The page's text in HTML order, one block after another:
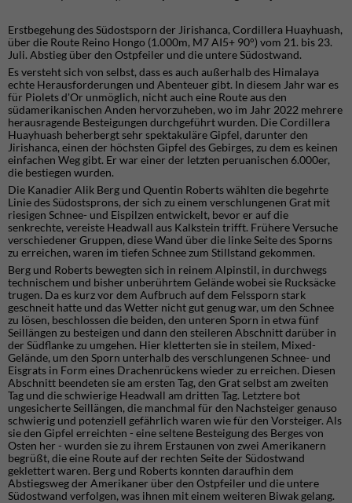
Erstbegehung des Südostsporn der Jirishanca, Cordillera Huayhuash,
über die Route Reino Hongo (1.000m, M7 AI5+ 90°) vom 21. bis 23.
Juli. Abstieg über den Ostpfeiler und die untere Südostwand.
Es versteht sich von selbst, dass es auch außerhalb des Himalaya
echte Herausforderungen und Abenteuer gibt. In diesem Jahr war es
für Piolets d'Or unmöglich, nicht auch eine Route aus den
südamerikanischen Anden hervorzuheben, wo im Jahr 2022 mehrere
herausragende Besteigungen durchgeführt wurden. Die Cordillera
Huayhuash beherbergt sehr spektakuläre Gipfel, darunter den
Jirishanca, einen der höchsten Gipfel des Gebirges, zu dem es keinen
einfachen Weg gibt. Er war einer der letzten peruanischen 6.000er,
die bestiegen wurden.
Die Kanadier Alik Berg und Quentin Roberts wählten die begehrte
Linie des Südostsprons, der sich zu einem verschlungenen Grat mit
riesigen Schnee- und Eispilzen entwickelt, bevor er auf die
senkrechte, vereiste Headwall aus Kalkstein trifft. Frühere Versuche
verschiedener Gruppen, diese Wand über die linke Seite des Sporns
zu erreichen, waren im tiefen Schnee zum Stillstand gekommen.
Berg und Roberts bewegten sich in reinem Alpinstil, in durchwegs
technischem und bisher unberührtem Gelände wobei sie Rucksäcke
trugen. Da es kurz vor dem Aufbruch auf dem Felssporn stark
geschneit hatte und das Wetter nicht gut genug war, um den Schnee
zu lösen, beschlossen die beiden, den unteren Sporn in etwa fünf
Seillängen zu besteigen und dann den steileren Abschnitt darüber in
der Südflanke zu umgehen. Hier kletterten sie in steilem, Mixed-
Gelände, um den Sporn unterhalb des verschlungenen Schnee- und
Eisgrats in Form eines Drachenrückens wieder zu erreichen. Diesen
Abschnitt beendeten sie am ersten Tag, den Grat selbst am zweiten
Tag und die schwierige Headwall am dritten Tag. Letztere bot
ungesicherte Seillängen, die manchmal für den Nachsteiger genauso
schwierig und potenziell gefährlich waren wie für den Vorsteiger. Als
sie den Gipfel erreichten - eine seltene Besteigung des Berges von
Osten her - wurden sie zu ihrem Erstaunen von zwei Amerikanern
begrüßt, die eine Route auf der rechten Seite der Südostwand
geklettert waren. Berg und Roberts konnten daraufhin dem
Abstiegsweg der Amerikaner über den Ostpfeiler und die untere
Südostwand verfolgen, was ihnen mit einem weiteren Biwak gelang.